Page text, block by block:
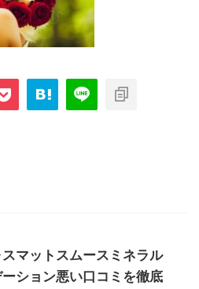
マットスムースミネラル
ション悪い口コミを徹底